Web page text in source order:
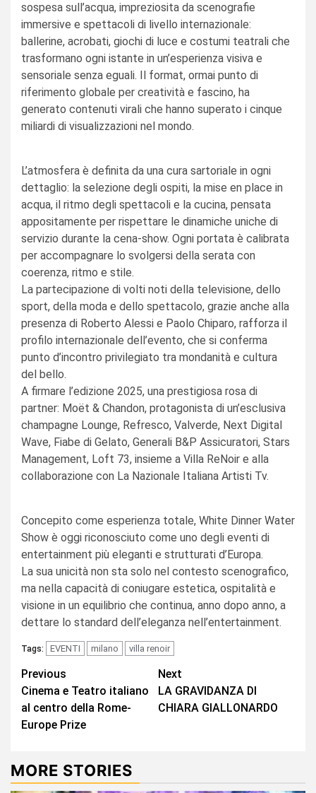
sospesa sull’acqua, impreziosita da scenografie
immersive e spettacoli di livello internazionale:
ballerine, acrobati, giochi di luce e costumi teatrali che
trasformano ogni istante in un’esperienza visiva e
sensoriale senza eguali. Il format, ormai punto di
riferimento globale per creatività e fascino, ha
generato contenuti virali che hanno superato i cinque
miliardi di visualizzazioni nel mondo.
L’atmosfera è definita da una cura sartoriale in ogni
dettaglio: la selezione degli ospiti, la mise en place in
acqua, il ritmo degli spettacoli e la cucina, pensata
appositamente per rispettare le dinamiche uniche di
servizio durante la cena-show. Ogni portata è calibrata
per accompagnare lo svolgersi della serata con
coerenza, ritmo e stile.
La partecipazione di volti noti della televisione, dello
sport, della moda e dello spettacolo, grazie anche alla
presenza di Roberto Alessi e Paolo Chiparo, rafforza il
profilo internazionale dell’evento, che si conferma
punto d’incontro privilegiato tra mondanità e cultura
del bello.
A firmare l’edizione 2025, una prestigiosa rosa di
partner: Moët & Chandon, protagonista di un’esclusiva
champagne Lounge, Refresco, Valverde, Next Digital
Wave, Fiabe di Gelato, Generali B&P Assicuratori, Stars
Management, Loft 73, insieme a Villa ReNoir e alla
collaborazione con La Nazionale Italiana Artisti Tv.
Concepito come esperienza totale, White Dinner Water
Show è oggi riconosciuto come uno degli eventi di
entertainment più eleganti e strutturati d’Europa.
La sua unicità non sta solo nel contesto scenografico,
ma nella capacità di coniugare estetica, ospitalità e
visione in un equilibrio che continua, anno dopo anno, a
dettare lo standard dell’eleganza nell’entertainment.
Tags: EVENTI milano villa renoir
Continue
Reading
Previous
Cinema e Teatro italiano
al centro della Rome-
Europe Prize
Next
LA GRAVIDANZA DI
CHIARA GIALLONARDO
MORE STORIES